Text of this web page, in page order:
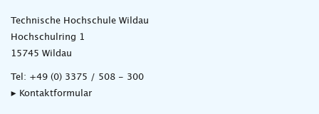
Technische Hochschule Wildau
Hochschulring 1
15745 Wildau
Tel: +49 (0) 3375 / 508 - 300
▸ Kontaktformular